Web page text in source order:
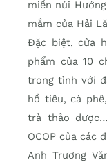
miền núi
mắm của Hải
Đặc biệt, cửa
phẩm của 10
trong tỉnh với
hồ tiêu, cà
trà thảo
OCOP của các
Anh Trương